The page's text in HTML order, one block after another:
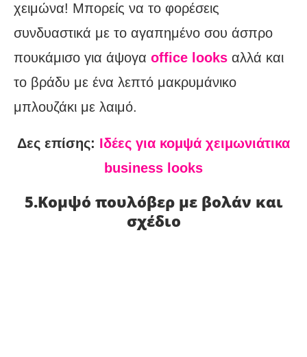
χειμώνα! Μπορείς να το φορέσεις
συνδυαστικά με το αγαπημένο σου άσπρο
πουκάμισο για άψογα office looks αλλά και
το βράδυ με ένα λεπτό μακρυμάνικο
μπλουζάκι με λαιμό.
Δες επίσης: Ιδέες για κομψά χειμωνιάτικα
business looks
5.Κομψό πουλόβερ με βολάν και
σχέδιο